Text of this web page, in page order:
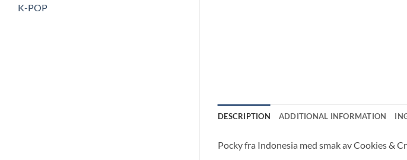
K-POP
DESCRIPTION ADDITIONAL INFORMATION
Pocky fra Indonesia med smak av Cookies &